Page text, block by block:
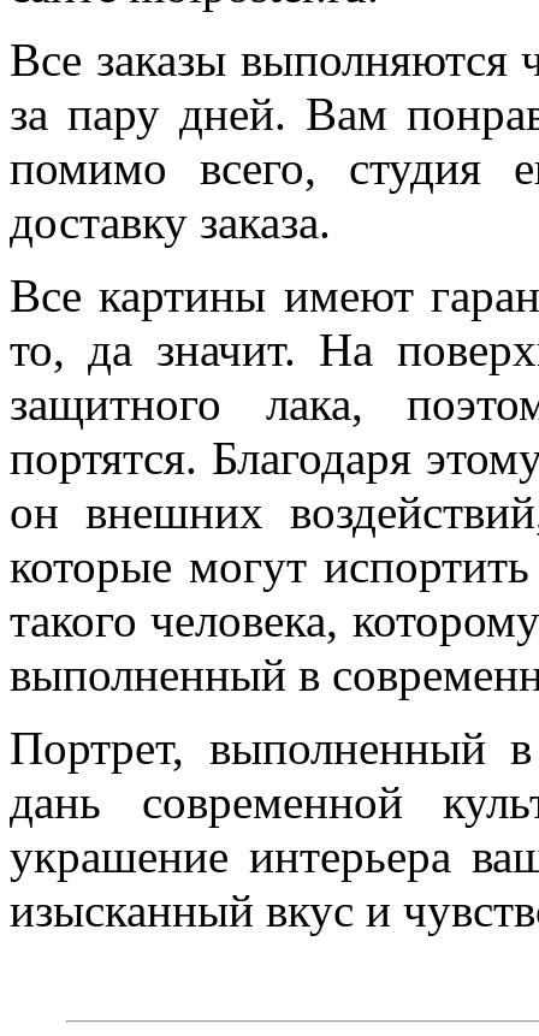
Все заказы выполняются
за пару дней. Вам
помимо всего, студия
доставку заказа.
Все картины имеют
то, да значит. На
защитного лака,
портятся. Благодаря
он внешних
которые могут
такого человека,
выполненный в
Портрет, выполненный
дань современной
украшение интерьера
изысканный вкус и